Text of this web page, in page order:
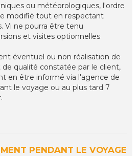
ou météorologiques, l'ordre
modifié tout en respectant
Vi ne pourra être tenu
et visites optionnelles
éventuel ou non réalisation de
qualité constatée par le client,
en être informé via l'agence de
le voyage ou au plus tard 7
PENDANT LE VOYAGE